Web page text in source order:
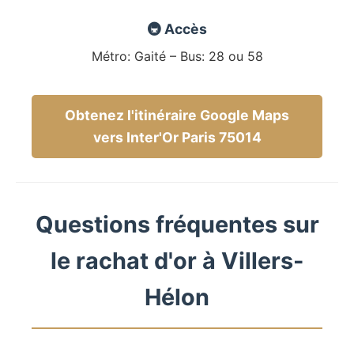
🚇 Accès
Métro: Gaité – Bus: 28 ou 58
Obtenez l'itinéraire Google Maps
vers Inter'Or Paris 75014
Questions fréquentes sur
le rachat d'or à Villers-
Hélon